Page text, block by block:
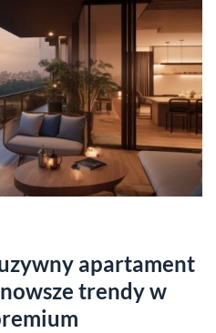
apartament
trendy w